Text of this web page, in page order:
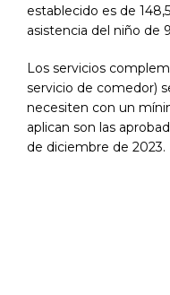
establecido es de
asistencia del niño de
Los servicios
servicio de comedor)
necesiten con un
aplican son las
de diciembre de 2023.